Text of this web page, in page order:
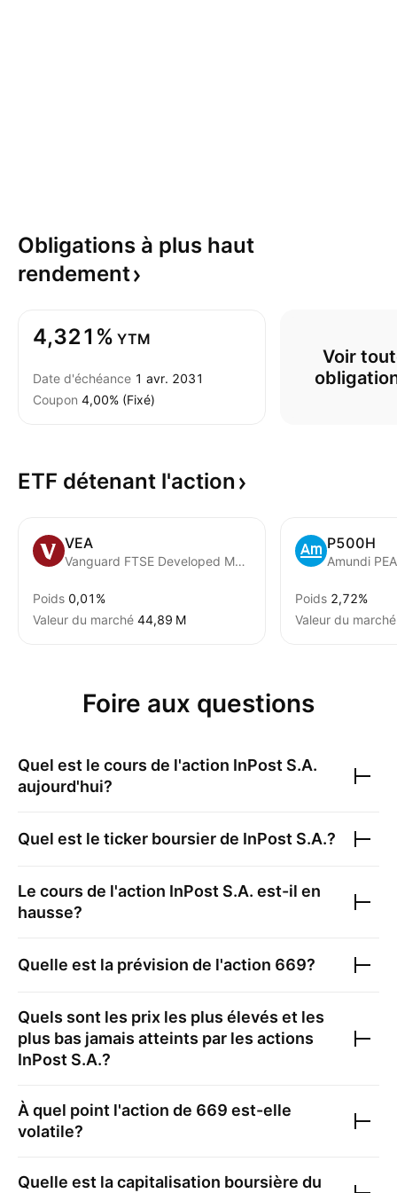
Obligations à plus haut
rendement
4,321% YTM
Date d'échéance 1 avr. 2031
Coupon 4,00% (Fixé)
Voir
ETF détenant l'action
VEA
Vanguard FTSE Developed Markets ETF
Poids 0,01%
Valeur du marché ‪44,89 M‬
P500H
Poids 2,72%
Valeur du marché
Foire aux questions
Quel est le cours de l'action InPost S.A.
aujourd'hui?
Quel est le ticker boursier de InPost S.A.?
Le cours de l'action InPost S.A. est-il en
hausse?
Quelle est la prévision de l'action 669?
Quels sont les prix les plus élevés et les
plus bas jamais atteints par les actions
InPost S.A.?
À quel point l'action de 669 est-elle
volatile?
Quelle est la capitalisation boursière du